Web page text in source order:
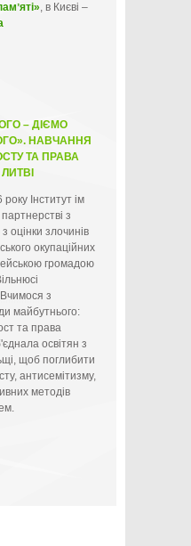
, в Києві –
– ДІЄМО
НАВЧАННЯ
ТА ПРАВА
Інститут ім
з
оцінки злочинів
окупаційних
громадою
з
майбутнього:
та права
освітян з
щоб поглибити
антисемітизму,
методів